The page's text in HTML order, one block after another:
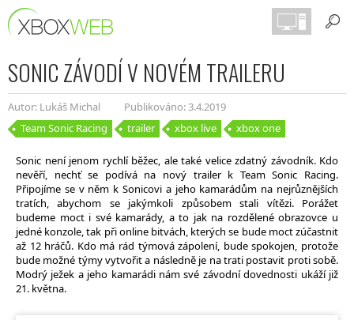
SONIC ZÁVODÍ V NOVÉM TRAILERU
Autor: Lukáš Michal
Publikováno: 3.4.2019
Team Sonic Racing
trailer xbox live xbox one
Sonic není jenom rychlí běžec, ale také velice zdatný závodník. Kdo
nevěří, nechť se podívá na nový trailer k Team Sonic Racing.
Připojíme se v něm k Sonicovi a jeho kamarádům na nejrůznějších
tratích, abychom se jakýmkoli způsobem stali vítězi. Porážet
budeme moct i své kamarády, a to jak na rozdělené obrazovce u
jedné konzole, tak při online bitvách, kterých se bude moct zúčastnit
až 12 hráčů. Kdo má rád týmová zápolení, bude spokojen, protože
bude možné týmy vytvořit a následně je na trati postavit proti sobě.
Modrý ježek a jeho kamarádi nám své závodní dovednosti ukáží již
21. května.